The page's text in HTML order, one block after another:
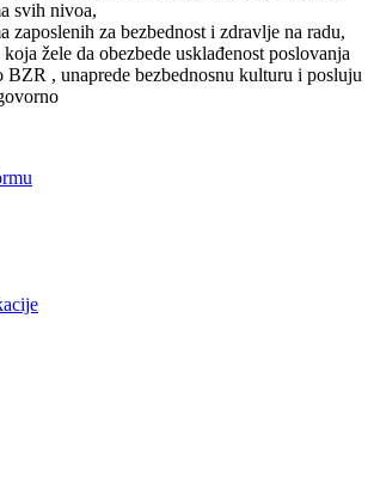
svih nivoa,
zaposlenih za bezbednost i zdravlje na radu,
žele da obezbede usklađenost poslovanja
BZR , unaprede bezbednosnu kulturu i posluju